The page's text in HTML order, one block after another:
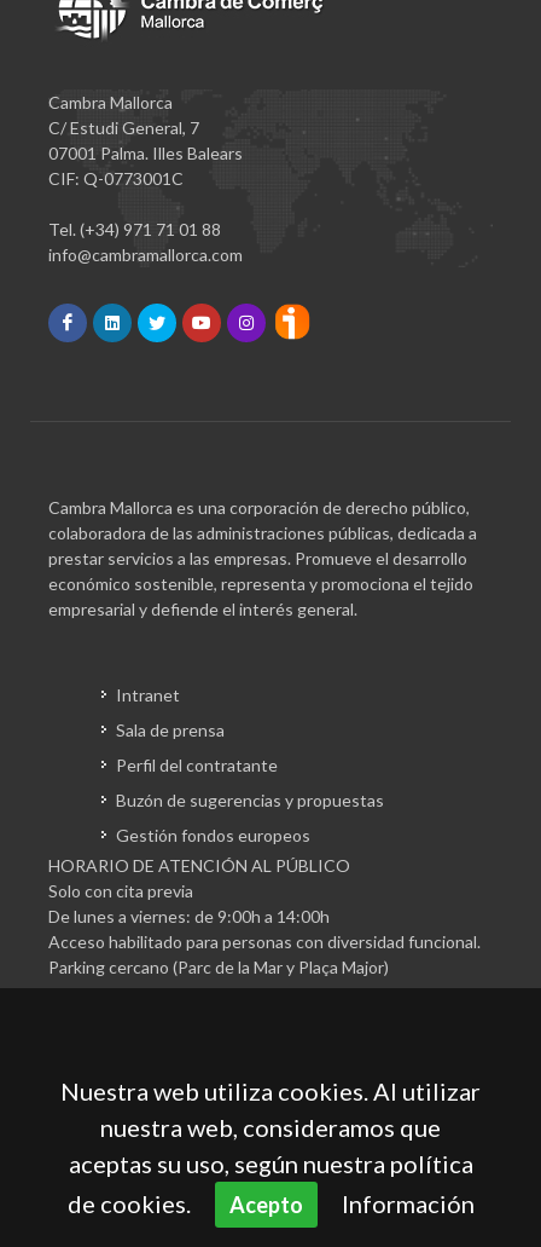
Cambra Mallorca
C/ Estudi General, 7
07001 Palma. Illes Balears
CIF: Q-0773001C
Tel. (+34) 971 71 01 88
info@cambramallorca.com
Cambra Mallorca es una corporación de derecho público,
colaboradora de las administraciones públicas, dedicada a
prestar servicios a las empresas. Promueve el desarrollo
económico sostenible, representa y promociona el tejido
empresarial y defiende el interés general.
Intranet
Sala de prensa
Perfil del contratante
Buzón de sugerencias y propuestas
Gestión fondos europeos
HORARIO DE ATENCIÓN AL PÚBLICO
Solo con cita previa
De lunes a viernes: de 9:00h a 14:00h
Acceso habilitado para personas con diversidad funcional.
Parking cercano (Parc de la Mar y Plaça Major)
Cámara Oficial de Comercio, Industria, Servicios y
Navegación de Mallorca
Política de privacidad
Nuestra web utiliza cookies. Al utilizar
nuestra web, consideramos que
aceptas su uso, según nuestra política
de cookies.
Acepto Información